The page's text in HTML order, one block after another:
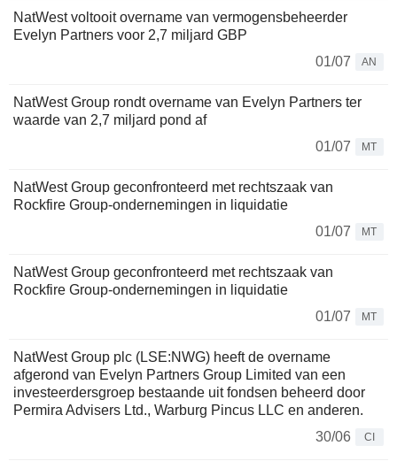
NatWest voltooit overname van vermogensbeheerder
Evelyn Partners voor 2,7 miljard GBP
01/07
AN
NatWest Group rondt overname van Evelyn Partners ter
waarde van 2,7 miljard pond af
01/07
MT
NatWest Group geconfronteerd met rechtszaak van
Rockfire Group-ondernemingen in liquidatie
01/07
MT
NatWest Group geconfronteerd met rechtszaak van
Rockfire Group-ondernemingen in liquidatie
01/07
MT
NatWest Group plc (LSE:NWG) heeft de overname
afgerond van Evelyn Partners Group Limited van een
investeerdersgroep bestaande uit fondsen beheerd door
Permira Advisers Ltd., Warburg Pincus LLC en anderen.
30/06
CI